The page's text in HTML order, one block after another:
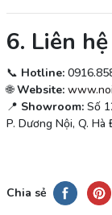
6. Liên
📞 Hotline:
🌐Website:
📍 Showroom:Số
P. Dương Nội, Q. Hà
Chia sẻ